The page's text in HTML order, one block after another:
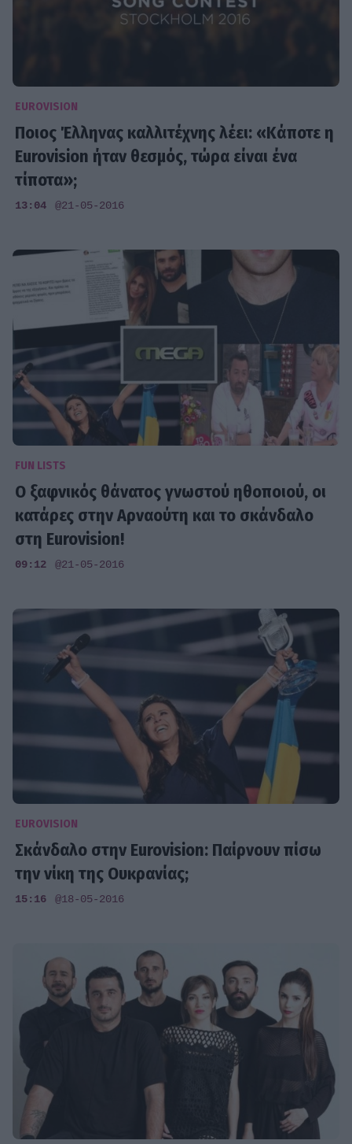
EUROVISION
Ποιος Έλληνας καλλιτέχνης λέει: «Κάποτε η
Eurovision ήταν θεσμός, τώρα είναι ένα
τίποτα»;
13:04 @21-05-2016
FUN LISTS
Ο ξαφνικός θάνατος γνωστού ηθοποιού, οι
κατάρες στην Αρναούτη και το σκάνδαλο
στη Eurovision!
09:12 @21-05-2016
EUROVISION
Σκάνδαλο στην Εurovision: Παίρνουν πίσω
την νίκη της Ουκρανίας;
15:16 @18-05-2016